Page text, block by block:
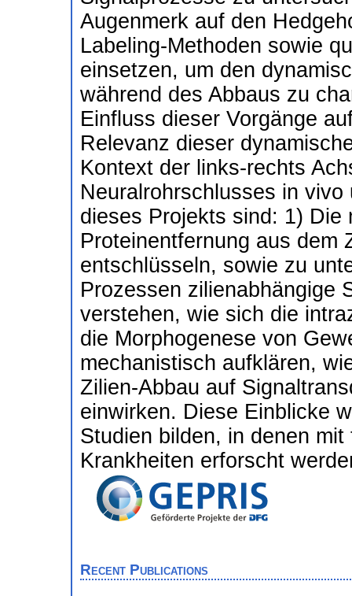
Augenmerk auf den
Labeling-Methoden sowie
einsetzen, um den
während des Abbaus zu
Einfluss dieser Vorgänge
Relevanz dieser
Kontext der links-rechts
Neuralrohrschlusses in
dieses Projekts sind: 1) Die
Proteinentfernung aus dem
entschlüsseln, sowie zu
Prozessen zilienabhängige
verstehen, wie sich die
die Morphogenese von
mechanistisch aufklären,
Zilien-Abbau auf
einwirken. Diese Einblicke
Studien bilden, in denen
Krankheiten erforscht
Recent Publications